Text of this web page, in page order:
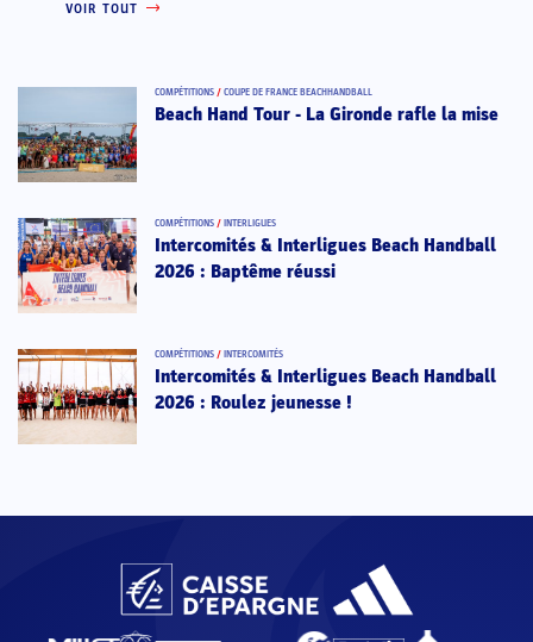
VOIR TOUT
COMPÉTITIONS / COUPE DE FRANCE BEACHHANDBALL
Beach Hand Tour - La Gironde rafle la mise
COMPÉTITIONS / INTERLIGUES
Intercomités & Interligues Beach Handball
2026 : Baptême réussi
COMPÉTITIONS / INTERCOMITÉS
Intercomités & Interligues Beach Handball
2026 : Roulez jeunesse !